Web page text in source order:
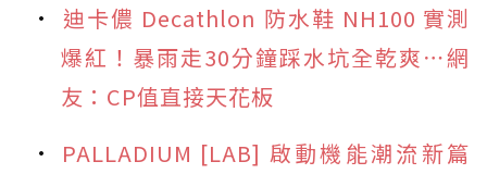
迪卡儂 Decathlon 防水鞋 NH100 實測
爆紅！暴雨走30分鐘踩水坑全乾爽⋯網
友：CP值直接天花板
PALLADIUM [LAB] 啟動機能潮流新篇